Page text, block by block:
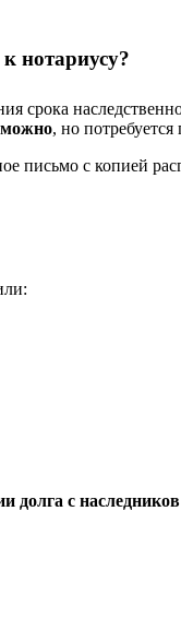
нотариусу?
срока
можно, но
письмо с копией
долга с наследников